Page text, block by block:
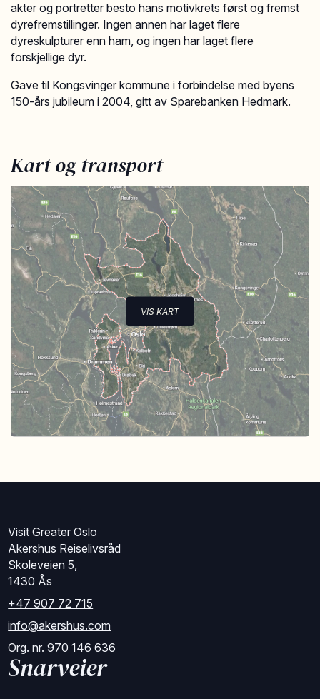
akter og portretter besto hans motivkrets først og fremst
dyrefremstillinger. Ingen annen har laget flere
dyreskulpturer enn ham, og ingen har laget flere
forskjellige dyr.
Gave til Kongsvinger kommune i forbindelse med byens
150-års jubileum i 2004, gitt av Sparebanken Hedmark.
Kart og transport
VIS KART
Visit Greater Oslo
Akershus Reiselivsråd
Skoleveien 5,
1430 Ås
+47 907 72 715
info@akershus.com
Org. nr. 970 146 636
Snarveier